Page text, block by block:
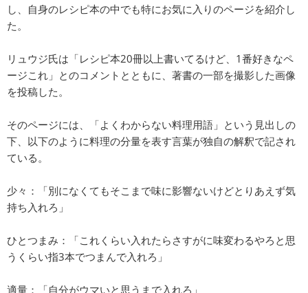
し、自身のレシピ本の中でも特にお気に入りのページを紹介し
た。
リュウジ氏は「レシピ本20冊以上書いてるけど、1番好きなペ
ージこれ」とのコメントとともに、著書の一部を撮影した画像
を投稿した。
そのページには、「よくわからない料理用語」という見出しの
下、以下のように料理の分量を表す言葉が独自の解釈で記され
ている。
少々：「別になくてもそこまで味に影響ないけどとりあえず気
持ち入れろ」
ひとつまみ：「これくらい入れたらさすがに味変わるやろと思
うくらい指3本でつまんで入れろ」
適量：「自分がウマいと思うまで入れろ」